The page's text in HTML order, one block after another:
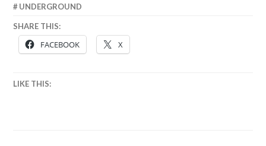
UNDERGROUND
SHARE THIS:
FACEBOOK X
LIKE THIS: